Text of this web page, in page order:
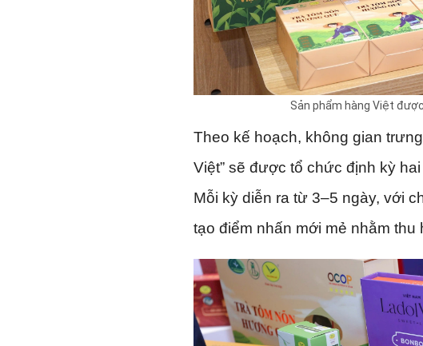
Sản phẩm hàng Việt
Theo kế hoạch, không gian
Việt” sẽ được tổ chức định kỳ
Mỗi kỳ diễn ra từ 3–5 ngày, với
tạo điểm nhấn mới mẻ nhằm